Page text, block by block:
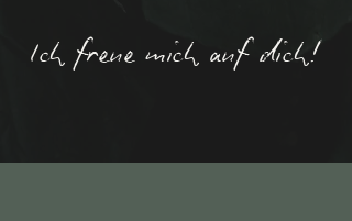
Ich freue mich auf dich!